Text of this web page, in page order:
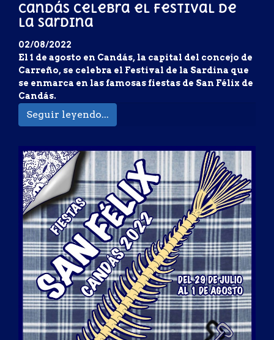
Candás celebra el Festival de
la Sardina
02/08/2022
El 1 de agosto en Candás, la capital del concejo de
Carreño, se celebra el Festival de la Sardina que
se enmarca en las famosas fiestas de San Félix de
Candás.
Seguir leyendo...